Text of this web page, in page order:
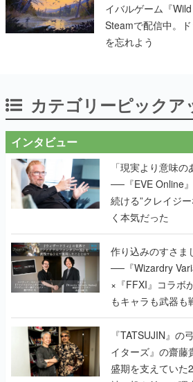
イバルゲーム『
Steamで配信中。
を忘れよう
カテゴリーピックア
インタビュー
「現実より意味の
──『EVE Online
続ける”クレイジ
く本気だった
作り込みのすさま
──『Wizardry
×『FFXI』コラボ
もキャラも武器も
で作り込まれた理
く
『TATSUJIN』の
イターズ』の齋
盛期を支えていた